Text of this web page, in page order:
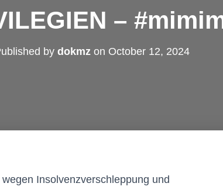
–
by dokmz on October 12, 2024
Insolvenzverschleppung und